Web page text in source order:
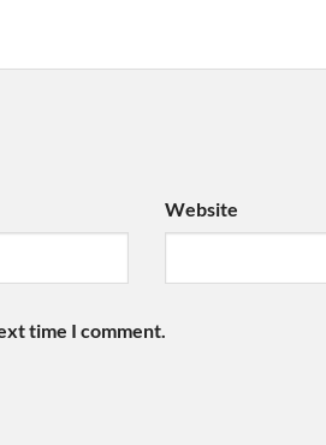
Website
time I comment.